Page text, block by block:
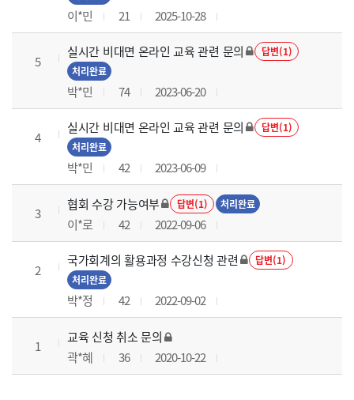
이*민 21 2025-10-28
5
실시간 비대면 온라인 교육 관련 문의
답변(1)
처리완료
박*민 74 2023-06-20
4
실시간 비대면 온라인 교육 관련 문의
답변(1)
처리완료
박*민 42 2023-06-09
3
협회 수강 가능여부 답변(1) 처리완료
이*로 42 2022-09-06
2
국가회계의 활용과정 수강신청 관련
답변(1)
처리완료
박*정 42 2022-09-02
1
교육 신청 취소 문의
곽*혜
36 2020-10-22